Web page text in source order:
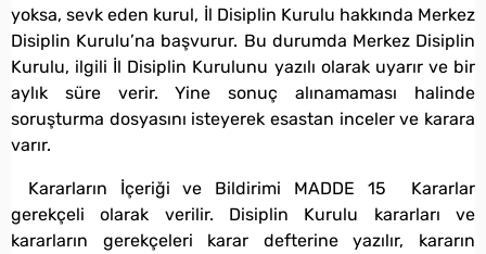
yoksa, sevk eden kurul, İl Disiplin Kurulu hakkında Merkez
Disiplin Kurulu’na başvurur. Bu durumda Merkez Disiplin
Kurulu, ilgili İl Disiplin Kurulunu yazılı olarak uyarır ve bir
aylık süre verir. Yine sonuç alınamaması halinde
soruşturma dosyasını isteyerek esastan inceler ve karara
varır.
Kararların İçeriği ve Bildirimi MADDE 15 Kararlar
gerekçeli olarak verilir. Disiplin Kurulu kararları ve
kararların gerekçeleri karar defterine yazılır, kararın